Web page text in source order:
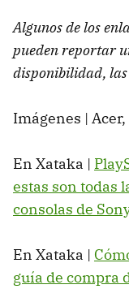
Algunos de los
pueden reportar
disponibilidad,
Imágenes |
En Xataka |
estas son todas
consolas de
En Xataka |
guía de compra